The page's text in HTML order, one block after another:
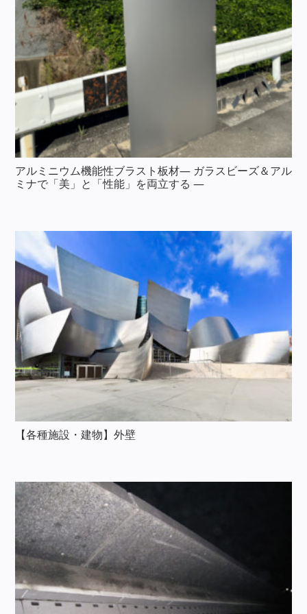
アルミニウム機能性ブラスト板材— ガラスビーズ＆アル
ミナで「美」と「性能」を両立する —
【各種施設・建物】外壁